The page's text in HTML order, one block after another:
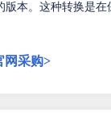
本。这种转换是
网采购>